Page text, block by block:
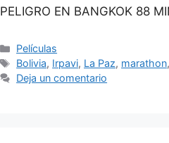
PELIGRO EN BANGKOK 88
Categorías
Películas
Etiquetas
Bolivia, Irpavi, La Paz, marathon,
Deja un comentario